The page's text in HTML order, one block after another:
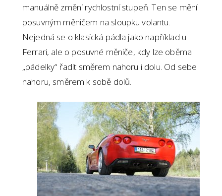
manuálně změní rychlostní stupeň. Ten se mění
posuvným měničem na sloupku volantu.
Nejedná se o klasická pádla jako například u
Ferrari, ale o posuvné měniče, kdy lze oběma
„pádelky“ řadit směrem nahoru i dolu. Od sebe
nahoru, směrem k sobě dolů.